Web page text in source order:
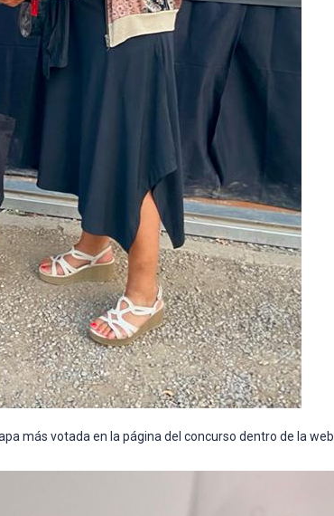
más votada en la página del concurso dentro de la web